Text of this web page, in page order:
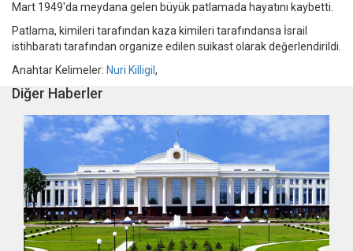
Mart 1949'da meydana gelen büyük patlamada hayatını kaybetti.
Patlama, kimileri tarafından kaza kimileri tarafındansa İsrail
istihbaratı tarafından organize edilen suikast olarak değerlendirildi.
Anahtar Kelimeler: Nuri Killigil ,
Diğer Haberler